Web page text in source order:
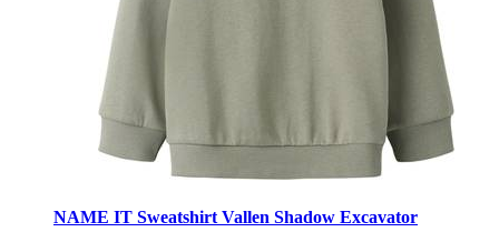
NAME IT Sweatshirt Vallen Shadow Excavator